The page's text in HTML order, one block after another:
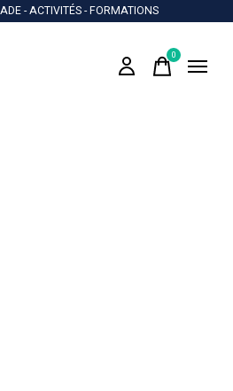
- ACTIVITÉS - FORMATIONS
0items